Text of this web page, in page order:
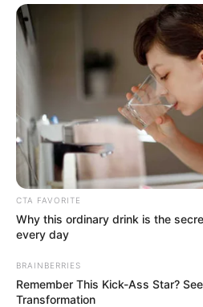
CTA FAVORITE
Why this ordinary drink is the
every day
BRAINBERRIES
Remember This Kick-Ass Star?
Transformation